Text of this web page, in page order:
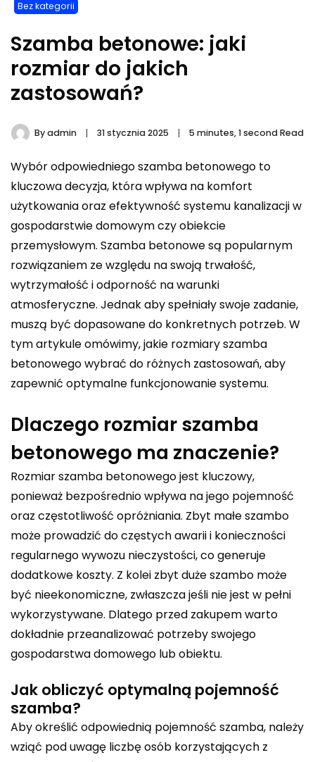
Bez kategorii
Szamba betonowe: jaki
rozmiar do jakich
zastosowań?
Byadmin 31 stycznia 2025 5 minutes, 1 second Read
Wybór odpowiedniego szamba betonowego to
kluczowa decyzja, która wpływa na komfort
użytkowania oraz efektywność systemu kanalizacji w
gospodarstwie domowym czy obiekcie
przemysłowym. Szamba betonowe są popularnym
rozwiązaniem ze względu na swoją trwałość,
wytrzymałość i odporność na warunki
atmosferyczne. Jednak aby spełniały swoje zadanie,
muszą być dopasowane do konkretnych potrzeb. W
tym artykule omówimy, jakie rozmiary szamba
betonowego wybrać do różnych zastosowań, aby
zapewnić optymalne funkcjonowanie systemu.
Dlaczego rozmiar szamba
betonowego ma znaczenie?
Rozmiar szamba betonowego jest kluczowy,
ponieważ bezpośrednio wpływa na jego pojemność
oraz częstotliwość opróżniania. Zbyt małe szambo
może prowadzić do częstych awarii i konieczności
regularnego wywozu nieczystości, co generuje
dodatkowe koszty. Z kolei zbyt duże szambo może
być nieekonomiczne, zwłaszcza jeśli nie jest w pełni
wykorzystywane. Dlatego przed zakupem warto
dokładnie przeanalizować potrzeby swojego
gospodarstwa domowego lub obiektu.
Jak obliczyć optymalną pojemność
szamba?
Aby określić odpowiednią pojemność szamba, należy
wziąć pod uwagę liczbę osób korzystających z